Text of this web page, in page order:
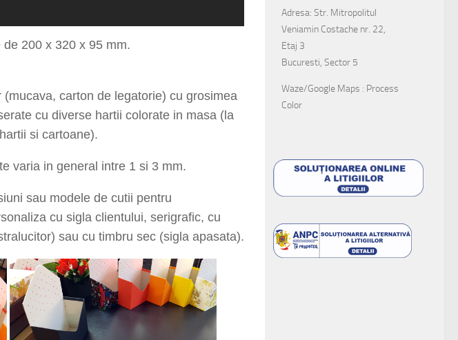
200 x 320 x 95 mm.
carton de legatorie) cu grosimea
cu diverse hartii colorate in masa (la
si cartoane).
varia in general intre 1 si 3 mm.
sau modele de cutii pentru
cu sigla clientului, serigrafic, cu
sau cu timbru sec (sigla apasata).
Adresa: Str. Mitropolitul
Veniamin Costache nr. 22,
Etaj 3
Bucuresti, Sector 5
Waze/Google Maps : Process
Color